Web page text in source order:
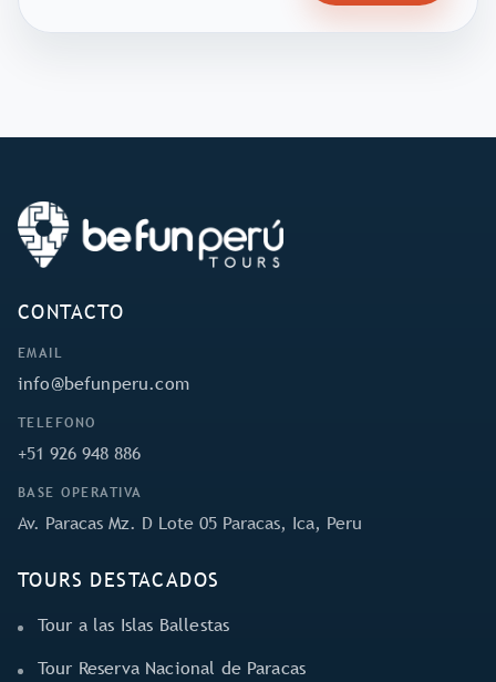
CONTACTO
EMAIL
info@befunperu.com
TELEFONO
+51 926 948 886
BASE OPERATIVA
Av. Paracas Mz. D Lote 05 Paracas, Ica, Peru
TOURS DESTACADOS
Tour a las Islas Ballestas
Tour Reserva Nacional de Paracas